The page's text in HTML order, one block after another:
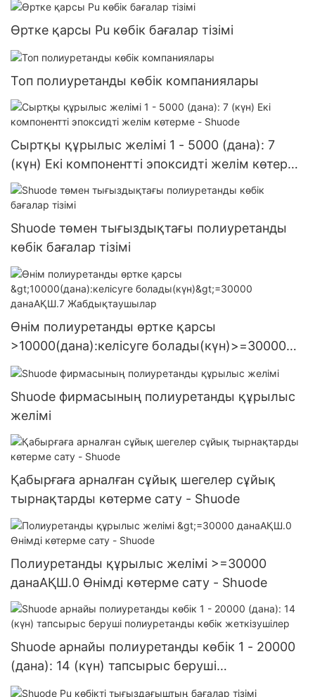
Өртке қарсы Pu көбік бағалар тізімі
Топ полиуретанды көбік компаниялары
Сыртқы құрылыс желімі 1 - 5000 (дана): 7
(күн) Екі компонентті эпоксидті желім көтерме
- Shuode
Shuode төмен тығыздықтағы полиуретанды
көбік бағалар тізімі
Өнім полиуретанды өртке қарсы
>10000(дана):келісуге болады(күн)>=30000
данаАҚШ.7 Жабдықтаушылар
Shuode фирмасының полиуретанды құрылыс
желімі
Қабырғаға арналған сұйық шегелер сұйық
тырнақтарды көтерме сату - Shuode
Полиуретанды құрылыс желімі >=30000
данаАҚШ.0 Өнімді көтерме сату - Shuode
Shuode арнайы полиуретанды көбік 1 - 20000
(дана): 14 (күн) тапсырыс беруші
полиуретанды көбік жеткізушілер